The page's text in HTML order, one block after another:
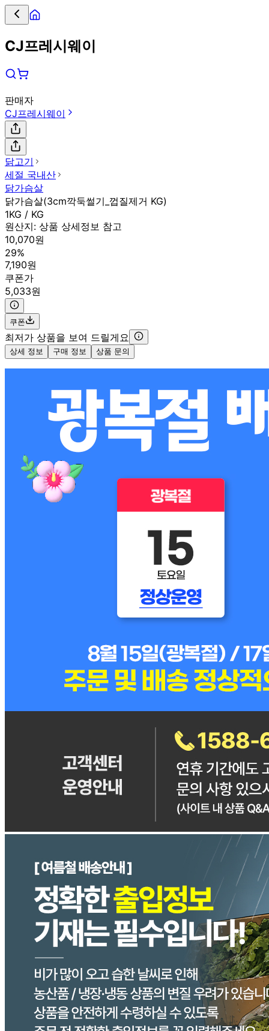
CJ프레시웨이
판매자
CJ프레시웨이
닭고기
세절 국내산
닭가슴살
닭가슴살(3cm깍둑썰기_껍질제거 KG)
1KG / KG
원산지: 상품 상세정보 참고
10,070원
29%
7,190원
쿠폰가
5,033원
쿠폰
최저가 상품을 보여 드릴게요
상세 정보 구매 정보 상품 문의